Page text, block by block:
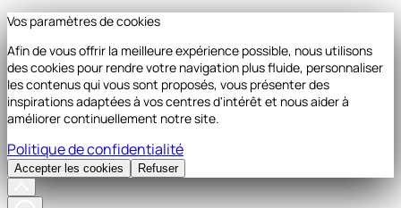
Vos paramètres de cookies
Afin de vous offrir la meilleure expérience possible, nous utilisons
des cookies pour rendre votre navigation plus fluide, personnaliser
les contenus qui vous sont proposés, vous présenter des
inspirations adaptées à vos centres d'intérêt et nous aider à
améliorer continuellement notre site.
Politique de confidentialité
Accepter les cookies Refuser